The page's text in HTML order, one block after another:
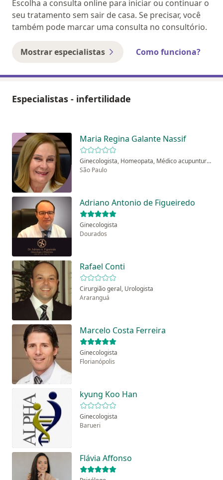
Escolha a consulta online para iniciar ou continuar o
seu tratamento sem sair de casa. Se precisar, você
também pode marcar uma consulta no consultório.
Mostrar especialistas Como funciona?
Especialistas - infertilidade
Maria Regina Galante Nassif
Ginecologista, Homeopata, Médico acupunturista
São Paulo
Adriano Antonio de Figueiredo
Ginecologista
Dourados
Rafael Conti
Cirurgião geral, Urologista
Araranguá
Marcelo Costa Ferreira
Ginecologista
Florianópolis
kyung Koo Han
Ginecologista
Barueri
Flávia Affonso